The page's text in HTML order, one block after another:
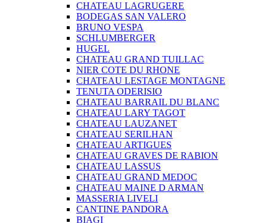
CHATEAU LAGRUGERE
BODEGAS SAN VALERO
BRUNO VESPA
SCHLUMBERGER
HUGEL
CHATEAU GRAND TUILLAC
NIER COTE DU RHONE
CHATEAU LESTAGE MONTAGNE
TENUTA ODERISIO
CHATEAU BARRAIL DU BLANC
CHATEAU LARY TAGOT
CHATEAU LAUZANET
CHATEAU SERILHAN
CHATEAU ARTIGUES
CHATEAU GRAVES DE RABION
CHATEAU LASSUS
CHATEAU GRAND MEDOC
CHATEAU MAINE D ARMAN
MASSERIA LIVELI
CANTINE PANDORA
BIAGI